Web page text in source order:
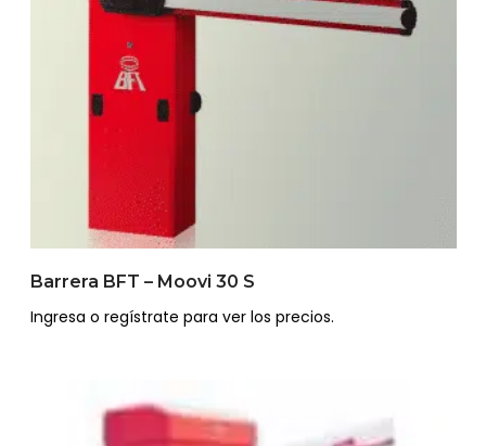
Barrera BFT – Moovi 30 S
Ingresa o regístrate para ver los precios.